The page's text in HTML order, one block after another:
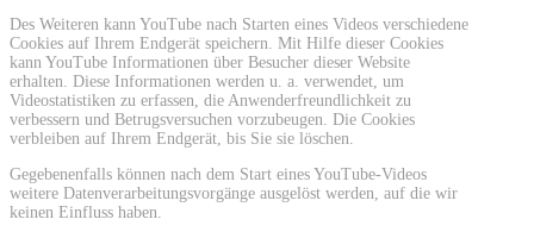
Des Weiteren kann YouTube nach Starten eines Videos verschiedene
Cookies auf Ihrem Endgerät speichern. Mit Hilfe dieser Cookies
kann YouTube Informationen über Besucher dieser Website
erhalten. Diese Informationen werden u. a. verwendet, um
Videostatistiken zu erfassen, die Anwenderfreundlichkeit zu
verbessern und Betrugsversuchen vorzubeugen. Die Cookies
verbleiben auf Ihrem Endgerät, bis Sie sie löschen.
Gegebenenfalls können nach dem Start eines YouTube-Videos
weitere Datenverarbeitungsvorgänge ausgelöst werden, auf die wir
keinen Einfluss haben.